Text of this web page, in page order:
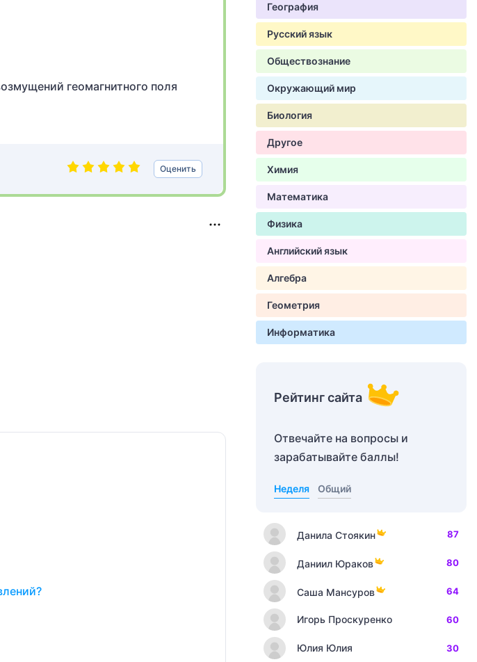
геомагнитного поля
Оценить
География
Русский язык
Обществознание
Окружающий мир
Биология
Другое
Химия
Математика
Физика
Английский язык
Алгебра
Геометрия
Информатика
Рейтинг сайта
Отвечайте на вопросы и
зарабатывайте баллы!
Неделя Общий
Данила Стоякин 87
Даниил Юраков 80
Саша Мансуров 64
Игорь Проскуренко 60
Юлия Юлия 30